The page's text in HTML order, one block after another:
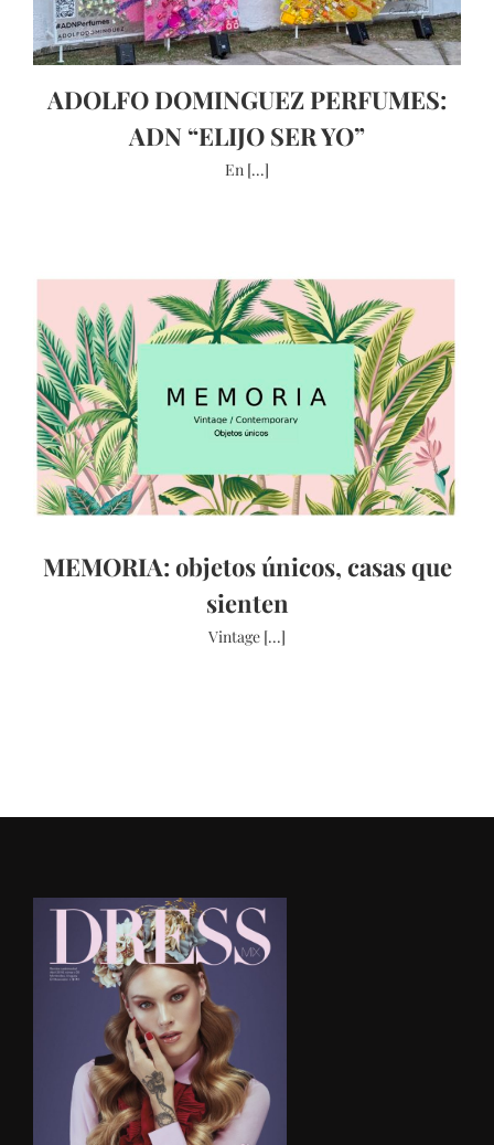
ADOLFO DOMINGUEZ PERFUMES:
ADN “ELIJO SER YO”
En [...]
MEMORIA: objetos únicos, casas que
sienten
Vintage [...]